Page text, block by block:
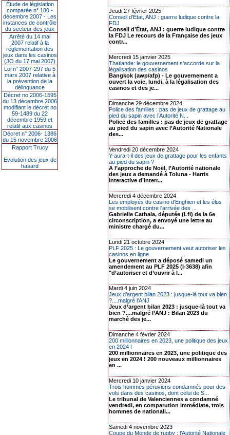
Étude de législation
comparée n° 180 -
décembre 2007 - Les
instances de contrôle
du secteur des jeux
Arrêté du 14 mai
2007 relatif à la
réglementation des
jeux dans les casinos
(JO du 17 mai 2007)
Loi n° 2007-297 du 5
mars 2007 relative à
la prévention de la
délinquance
Décret no 2006-1595
du 13 décembre 2006
modifiant le décret no
59-1489 du 22
décembre 1959 et
relatif aux casinos
Décret n° 2006- 1386
du 15 novembre 2006
Rapport Trucy
Evolution des jeux de
hasard
Jeudi 27 février 2025
Conseil d’État, ANJ : guerre ludique contre la
FDJ
Conseil d’État, ANJ : guerre ludique contre
la FDJ Le recours de la Française des jeux
contr...
Mercredi 15 janvier 2025
Thaïlande: le gouvernement s'accorde sur la
légalisation des casinos
Bangkok (awp/afp) - Le gouvernement a
ouvert la voie, lundi, à la légalisation des
casinos et des je...
Dimanche 29 décembre 2024
Police des familles : pas de jeux de grattage au
pied du sapin avec l’Autorité N...
Police des familles : pas de jeux de grattage
au pied du sapin avec l’Autorité Nationale
des...
Vendredi 20 décembre 2024
Y-aura-t-il des jeux de grattage pour les enfants
au pied du sapin ?
A l’approche de Noël, l’Autorité nationale
des jeux a demandé à Toluna - Harris
interactive d’interr...
Mercredi 4 décembre 2024
Les employés du casino d'Enghien et les élus
se mobilisent contre l'arrivée des ...
Gabrielle Cathala, députée (Lfi) de la 6e
circonscription, a envoyé une lettre au
ministre chargé du...
Lundi 21 octobre 2024
PLF 2025 : Le gouvernement veut autoriser les
casinos en ligne
Le gouvernement a déposé samedi un
amendement au PLF 2025 (I-3638) afin
"d’autoriser et d’ouvrir à l...
Mardi 4 juin 2024
Jeux d’argent bilan 2023 : jusque-là tout va bien
?....malgré l’ANJ
Jeux d’argent bilan 2023 : jusque-là tout va
bien ?....malgré l’ANJ : Bilan 2023 du
marché des je...
Dimanche 4 février 2024
200 millionnaires en 2023, une politique des jeux
en 2024 !
200 millionnaires en 2023, une politique des
jeux en 2024 ! 200 nouveaux millionnaires
en ...
Mercredi 10 janvier 2024
Trois hommes péruviens condamnés pour des
vols dans des casinos, dont celui de S...
Le tribunal de Valenciennes a condamné
vendredi, en comparution immédiate, trois
hommes de nationali...
Samedi 4 novembre 2023
Coupe du Monde de rugby : l’Autorité Nationale